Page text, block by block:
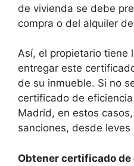
de vivienda se debe
compra o del alquiler
Así, el propietario tiene
entregar este
de su inmueble. Si no
certificado de
Madrid, en estos
sanciones, desde leves
Obtener certificado